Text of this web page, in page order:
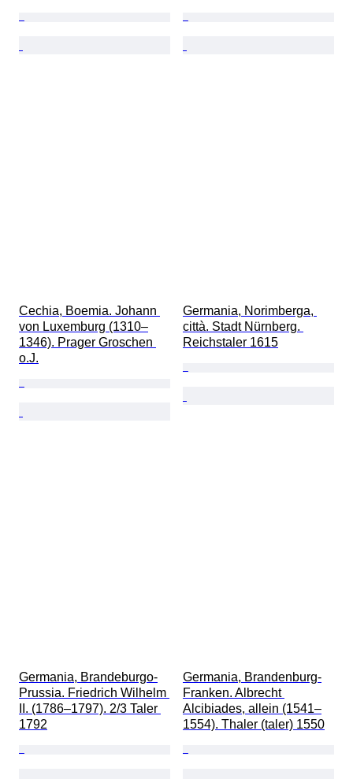
Cechia, Boemia. Johann
von Luxemburg (1310–
1346). Prager Groschen
o.J.
Germania, Norimberga,
città. Stadt Nürnberg.
Reichstaler 1615
Germania, Brandeburgo-
Prussia. Friedrich Wilhelm
II. (1786–1797). 2/3 Taler
1792
Germania, Brandenburg-
Franken. Albrecht
Alcibiades, allein (1541–
1554). Thaler (taler) 1550